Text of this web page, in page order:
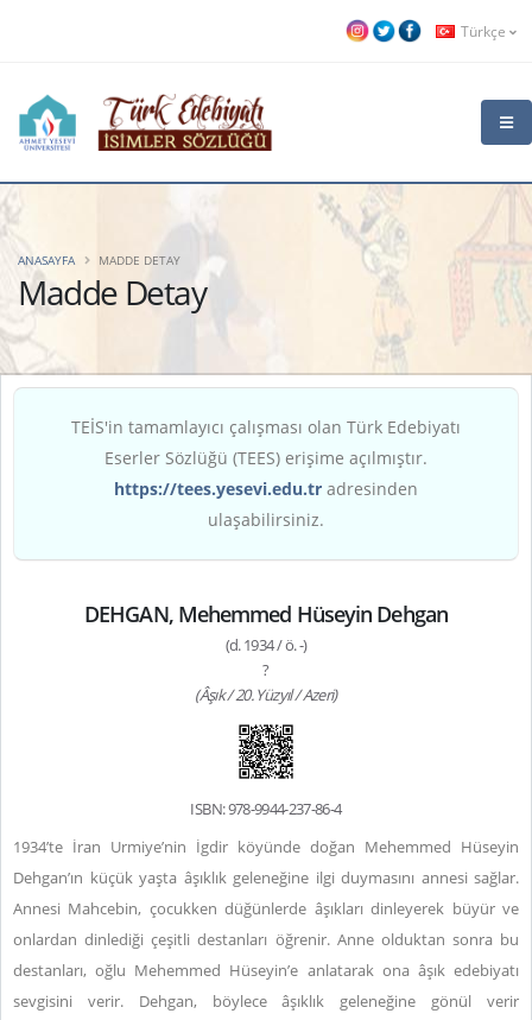
Türkçe
Madde Detay
ANASAYFA MADDE DETAY
TEİS'in tamamlayıcı çalışması olan Türk Edebiyatı
Eserler Sözlüğü (TEES) erişime açılmıştır.
https://tees.yesevi.edu.tr adresinden
ulaşabilirsiniz.
DEHGAN, Mehemmed Hüseyin Dehgan
(d. 1934 / ö. -)
?
(Âşık / 20. Yüzyıl / Azeri)
ISBN: 978-9944-237-86-4
1934’te İran Urmiye’nin İgdir köyünde doğan Mehemmed Hüseyin
Dehgan’ın küçük yaşta âşıklık geleneğine ilgi duymasını annesi sağlar.
Annesi Mahcebin, çocukken düğünlerde âşıkları dinleyerek büyür ve
onlardan dinlediği çeşitli destanları öğrenir. Anne olduktan sonra bu
destanları, oğlu Mehemmed Hüseyin’e anlatarak ona âşık edebiyatı
sevgisini verir. Dehgan, böylece âşıklık geleneğine gönül verir